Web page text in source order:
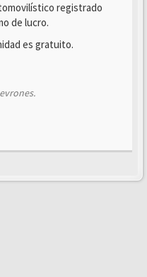
registrado
de lucro.
es gratuito.